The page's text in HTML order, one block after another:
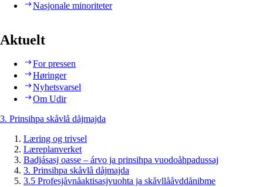
Nasjonale minoriteter
Aktuelt
For pressen
Høringer
Nyhetsvarsel
Om Udir
3. Prinsihpa skåvlå dåjmajda
Læring og trivsel
Læreplanverket
Badjásasj oasse – árvo ja prinsihpa vuodoåhpadussaj
3. Prinsihpa skåvlå dåjmajda
3.5 Profesjåvnåaktisasjvuohta ja skåvllååvddånibme